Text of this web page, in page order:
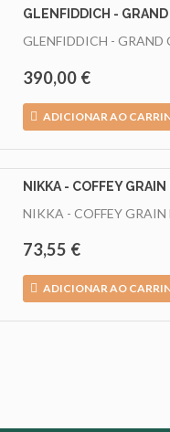
GLENFIDDICH -
GLENFIDDICH - GRAND
390,00 €
ADICIONAR AO
NIKKA - COFFEY
NIKKA - COFFEY
73,55 €
ADICIONAR AO